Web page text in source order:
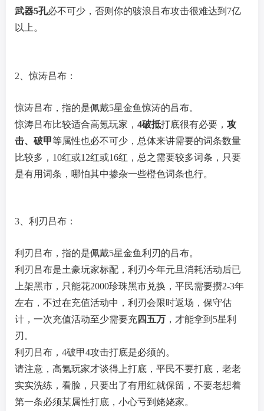
武器5孔必不可少，否则你的骇浪吕布攻击很难达到7亿
以上。
2、惊涛吕布：
惊涛吕布，指的是佩戴5星金鱼惊涛的吕布。
惊涛吕布比较适合高氪玩家， 4破抵打底很有必要， 攻
击、破甲等属性也必不可少，总体来讲需要的词条数量
比较多，10红或12红或16红，总之需要较多词条，只要
是有用词条，哪怕其中掺杂一些橙色词条也行。
3、利刃吕布：
利刃吕布，指的是佩戴5星金鱼利刃的吕布。
利刃吕布是土豪玩家标配，利刃今年元旦消耗活动后已
上架黑市，只能花2000珍珠黑市兑换，平民需要攒2-3年
左右，不过在充值活动中，利刃会限时返场，保守估
计，一次充值活动至少需要充四五万 ，才能拿到5星利
刃。
利刃吕布，4破甲4攻击打底是必须的。
请注意，高氪玩家才谈得上打底，平民不要打底，老老
实实洗练，看脸，只要出了有用红就保留，不要老想着
第一条必须某属性打底，小心亏到姥姥家。